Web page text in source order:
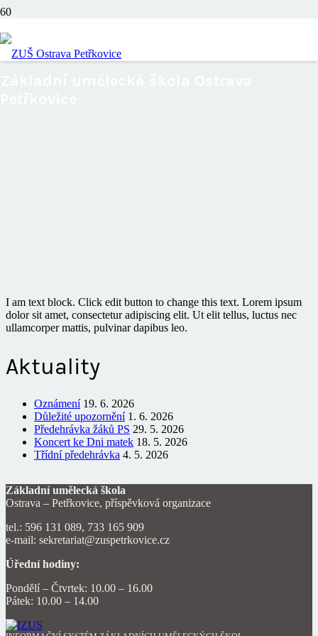
Školní řád
I am text block. Click edit button to change this text. Lorem ipsum
dolor sit amet, consectetur adipiscing elit. Ut elit tellus, luctus nec
ullamcorper mattis, pulvinar dapibus leo.
Aktuality
Oznámení 19. 6. 2026
Důležité upozornění 1. 6. 2026
Předehrávka žáků PS 29. 5. 2026
Koncert ke Dni matek 18. 5. 2026
Třídní předehrávka 4. 5. 2026
Základní umělecká škola
Ostrava – Petřkovice, příspěvková organizace
tel.: 596 131 089, 733 165 909
e-mail: sekretariat@zuspetrkovice.cz
Úřední hodiny:
Pondělí – Čtvrtek: 10.00 – 16.00
Pátek: 10.00 – 14.00